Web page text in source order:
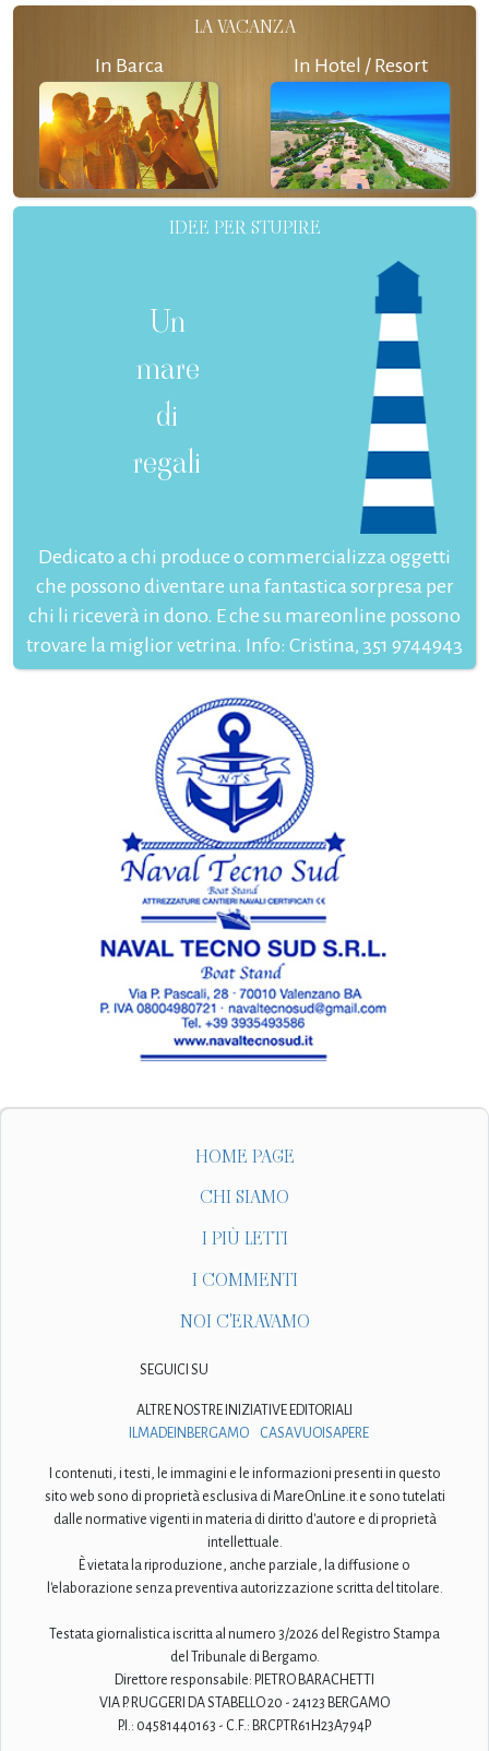
LA VACANZA
In Barca In Hotel / Resort
IDEE PER STUPIRE
Un
mare
di
regali
Dedicato a chi produce o commercializza oggetti
che possono diventare una fantastica sorpresa per
chi li riceverà in dono. E che su mareonline possono
trovare la miglior vetrina. Info: Cristina, 351 9744943
HOME PAGE
CHI SIAMO
I PIÙ LETTI
I COMMENTI
NOI C'ERAVAMO
SEGUICI SU
ALTRE NOSTRE INIZIATIVE EDITORIALI
ILMADEINBERGAMO
CASAVUOISAPERE
I contenuti, i testi, le immagini e le informazioni presenti in questo
sito web sono di proprietà esclusiva di MareOnLine.it e sono tutelati
dalle normative vigenti in materia di diritto d'autore e di proprietà
intellettuale.
È vietata la riproduzione, anche parziale, la diffusione o
l'elaborazione senza preventiva autorizzazione scritta del titolare.
Testata giornalistica iscritta al numero 3/2026 del Registro Stampa
del Tribunale di Bergamo.
Direttore responsabile: PIETRO BARACHETTI
VIA P. RUGGERI DA STABELLO 20 - 24123 BERGAMO
P.I.: 04581440163 - C.F.: BRCPTR61H23A794P